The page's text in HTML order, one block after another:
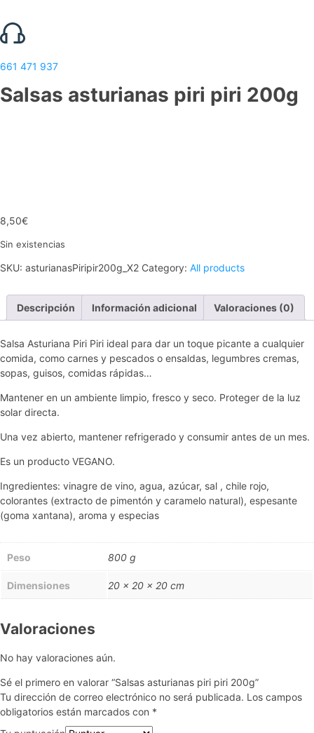
661 471 937
Salsas asturianas piri piri 200g
8,50€
Sin existencias
SKU: asturianasPiripir200g_X2 Category: All products
Descripción Información adicional Valoraciones (0)
Salsa Asturiana Piri Piri ideal para dar un toque picante a cualquier
comida, como carnes y pescados o ensaldas, legumbres cremas,
sopas, guisos, comidas rápidas…
Mantener en un ambiente limpio, fresco y seco. Proteger de la luz
solar directa.
Una vez abierto, mantener refrigerado y consumir antes de un mes.
Es un producto VEGANO.
Ingredientes: vinagre de vino, agua, azúcar, sal , chile rojo,
colorantes (extracto de pimentón y caramelo natural), espesante
(goma xantana), aroma y especias
Peso 800 g
Dimensiones 20 × 20 × 20 cm
Valoraciones
No hay valoraciones aún.
Sé el primero en valorar “Salsas asturianas piri piri 200g”
Tu dirección de correo electrónico no será publicada. Los campos
obligatorios están marcados con *